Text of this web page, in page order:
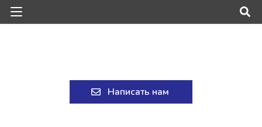
Написать нам